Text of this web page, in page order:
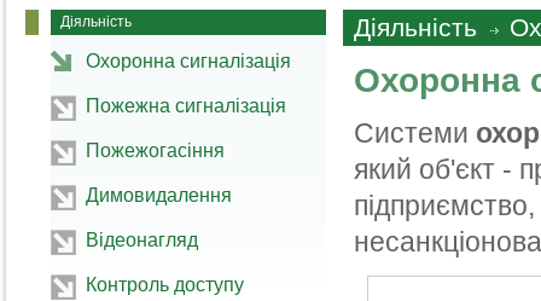
Діяльність
Охоронна сигналізація
Пожежна сигналізація
Пожежогасіння
Димовидалення
Відеонагляд
Контроль доступу
Діяльність
Охоронна
Системи
який об'єкт -